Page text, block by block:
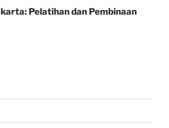
Pelatihan dan Pembinaan